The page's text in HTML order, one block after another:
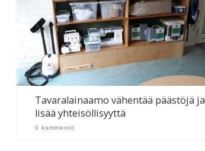
Tavaralainaamo vähentää päästöjä ja
lisää yhteisöllisyyttä
0 kommentit